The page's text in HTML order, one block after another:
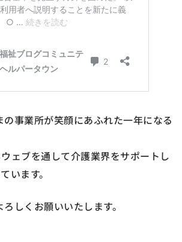
事業所が笑顔にあふれた一年になる
ェブを通して介護業界をサポートし
います。
しくお願いいたします。